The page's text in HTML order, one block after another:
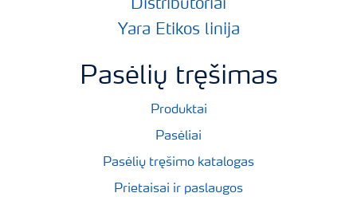
Distributoriai
Yara Etikos linija
Pasėlių tręšimas
Produktai
Pasėliai
Pasėlių tręšimo katalogas
Prietaisai ir paslaugos